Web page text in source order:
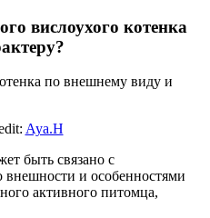
вислоухого котенка
Aya.H
быть связано с
и особенностями
активного питомца,